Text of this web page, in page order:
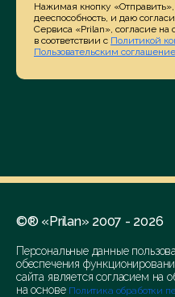
Нажимая кнопку
дееспособность, и даю
Сервиса «Prilan», согласие на
в соответствии с Политикой
Пользовательским
©® «Prilan» 2007 - 2026
Персональные данные
обеспечения
сайта является согласием на
на основе Политика обработки